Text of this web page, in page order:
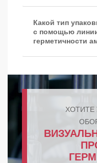
Какой тип
с помощью
герметичности
ХОТИТЕ